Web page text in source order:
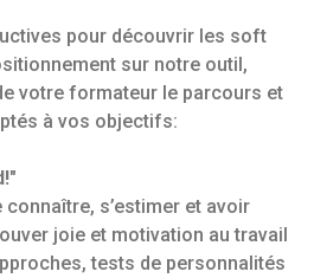
pour découvrir les soft
sur notre outil,
votre formateur le parcours et
à vos objectifs:
s’estimer et avoir
joie et motivation au travail
tests de personnalités